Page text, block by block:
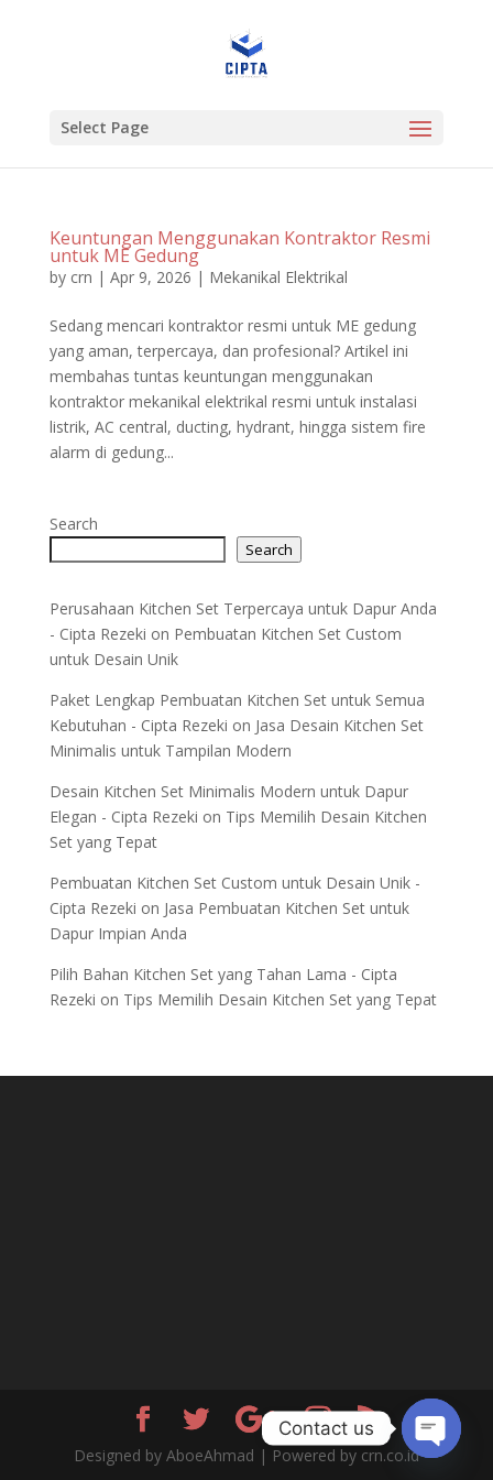
Select Page
Keuntungan Menggunakan Kontraktor Resmi
untuk ME Gedung
by crn | Apr 9, 2026 | Mekanikal Elektrikal
Sedang mencari kontraktor resmi untuk ME gedung
yang aman, terpercaya, dan profesional? Artikel ini
membahas tuntas keuntungan menggunakan
kontraktor mekanikal elektrikal resmi untuk instalasi
listrik, AC central, ducting, hydrant, hingga sistem fire
alarm di gedung...
Search
Search
Perusahaan Kitchen Set Terpercaya untuk Dapur Anda
- Cipta Rezeki on Pembuatan Kitchen Set Custom
untuk Desain Unik
Paket Lengkap Pembuatan Kitchen Set untuk Semua
Kebutuhan - Cipta Rezeki on Jasa Desain Kitchen Set
Minimalis untuk Tampilan Modern
Desain Kitchen Set Minimalis Modern untuk Dapur
Elegan - Cipta Rezeki on Tips Memilih Desain Kitchen
Set yang Tepat
Pembuatan Kitchen Set Custom untuk Desain Unik -
Cipta Rezeki on Jasa Pembuatan Kitchen Set untuk
Dapur Impian Anda
Pilih Bahan Kitchen Set yang Tahan Lama - Cipta
Rezeki on Tips Memilih Desain Kitchen Set yang Tepat
Designed by AboeAhmad | Powered by crn.co.id
Contact us